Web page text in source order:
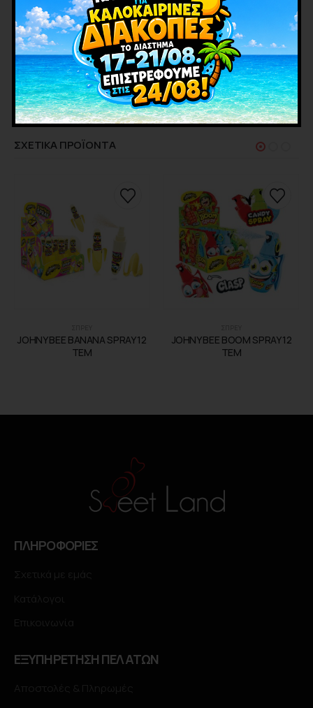
-Υγρή καραμέλα σε μορφή spray
-Πρωτότυπη συσκευασία τύπου μπουκαλιού
-Διαδραστική & διασκεδαστική εμπειρία
ΕΤΑΙΡΊΑ
ΣΧΕΤΙΚΑ ΠΡΟΪΟΝΤΑ
JOHNY BEE BANANA SPRAY 12
ΤΕΜ
JOHNY BEE BOOM SPRAY 12
ΤΕΜ
ΠΛΗΡΟΦΟΡΙΕΣ
ΕΞΥΠΗΡΕΤΗΣΗ ΠΕΛΑΤΩΝ